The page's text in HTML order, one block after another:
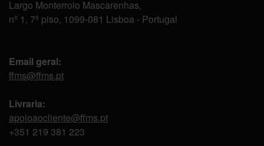
Largo Monterroio Mascarenhas,
nº 1, 7º piso, 1099-081 Lisboa - Portugal
Email geral:
ffms@ffms.pt
Livraria:
apoioaocliente@ffms.pt
+351 219 381 223